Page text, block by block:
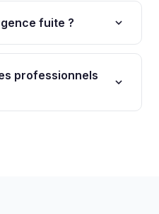
les corps de métier
fuite ?
intervenons sous
d'eau au
professionnels